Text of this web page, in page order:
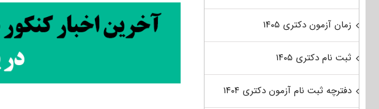
زمان آزمون دکتری ۱۴۰۵
ثبت نام دکتری ۱۴۰۵
دفترچه ثبت نام آزمون دکتری ۱۴۰۴